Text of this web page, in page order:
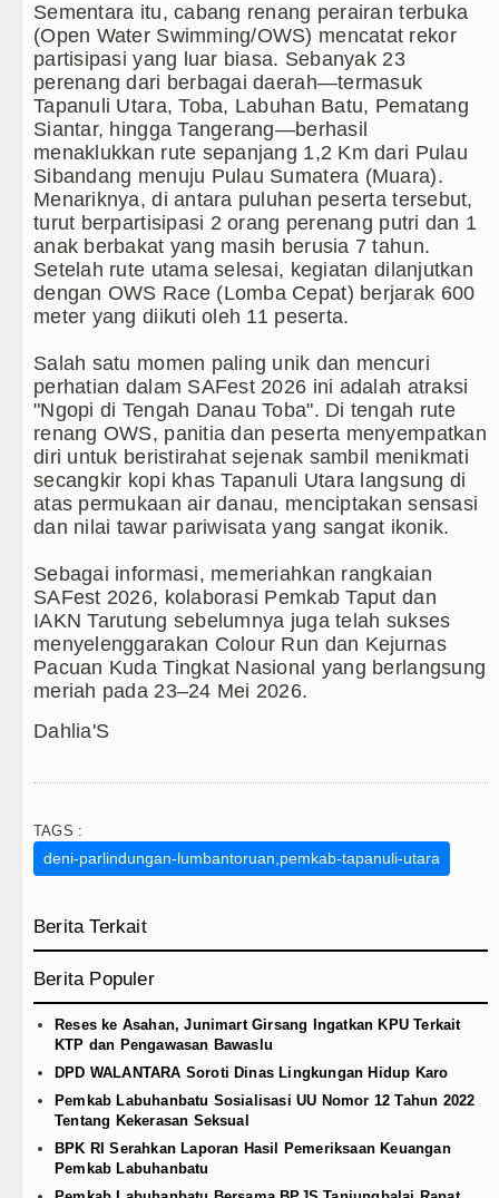
‎Sementara itu, cabang renang perairan terbuka
(Open Water Swimming/OWS) mencatat rekor
partisipasi yang luar biasa. Sebanyak 23
perenang dari berbagai daerah—termasuk
Tapanuli Utara, Toba, Labuhan Batu, Pematang
Siantar, hingga Tangerang—berhasil
menaklukkan rute sepanjang 1,2 Km dari Pulau
Sibandang menuju Pulau Sumatera (Muara).
Menariknya, di antara puluhan peserta tersebut,
turut berpartisipasi 2 orang perenang putri dan 1
anak berbakat yang masih berusia 7 tahun.
Setelah rute utama selesai, kegiatan dilanjutkan
dengan OWS Race (Lomba Cepat) berjarak 600
meter yang diikuti oleh 11 peserta.
‎Salah satu momen paling unik dan mencuri
perhatian dalam SAFest 2026 ini adalah atraksi
"Ngopi di Tengah Danau Toba". Di tengah rute
renang OWS, panitia dan peserta menyempatkan
diri untuk beristirahat sejenak sambil menikmati
secangkir kopi khas Tapanuli Utara langsung di
atas permukaan air danau, menciptakan sensasi
dan nilai tawar pariwisata yang sangat ikonik.
‎Sebagai informasi, memeriahkan rangkaian
SAFest 2026, kolaborasi Pemkab Taput dan
IAKN Tarutung sebelumnya juga telah sukses
menyelenggarakan Colour Run dan Kejurnas
Pacuan Kuda Tingkat Nasional yang berlangsung
meriah pada 23–24 Mei 2026.
Dahlia'S
TAGS :
deni-parlindungan-lumbantoruan,pemkab-tapanuli-utara
Berita Terkait
Berita Populer
Reses ke Asahan, Junimart Girsang Ingatkan KPU Terkait
KTP dan Pengawasan Bawaslu
DPD WALANTARA Soroti Dinas Lingkungan Hidup Karo
Pemkab Labuhanbatu Sosialisasi UU Nomor 12 Tahun 2022
Tentang Kekerasan Seksual
BPK RI Serahkan Laporan Hasil Pemeriksaan Keuangan
Pemkab Labuhanbatu